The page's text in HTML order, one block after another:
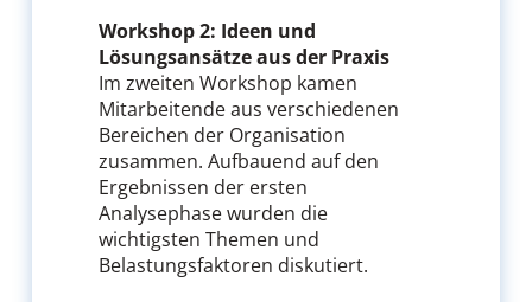
Workshop 2: Ideen und
Lösungsansätze aus der Praxis
Im zweiten Workshop kamen
Mitarbeitende aus verschiedenen
Bereichen der Organisation
zusammen. Aufbauend auf den
Ergebnissen der ersten
Analysephase wurden die
wichtigsten Themen und
Belastungsfaktoren diskutiert.